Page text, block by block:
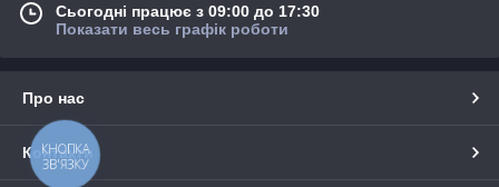
Сьогодні працює з 09:00 до 17:30
Показати весь графік роботи
Про нас
Контакти
КНОПКА
ЗВ'ЯЗКУ